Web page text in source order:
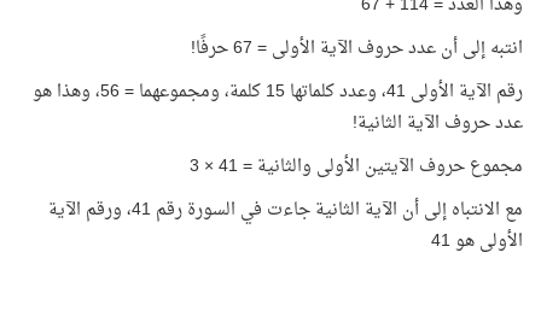
انتبه إلى أن عدد حروف الآية الأولى = 67 حرفًا!
رقم الآية الأولى 41، وعدد كلماتها 15 كلمة، ومجموعهما = 56، وهذا هو
عدد حروف الآية الثانية!
مجموع حروف الآيتين الأولى والثانية = 41 × 3
مع الانتباه إلى أن الآية الثانية جاءت في السورة رقم 41، ورقم الآية
الأولى هو 41